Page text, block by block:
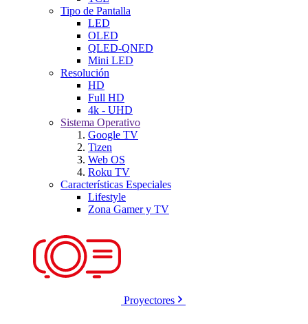
Tipo de Pantalla
LED
OLED
QLED-QNED
Mini LED
Resolución
HD
Full HD
4k - UHD
Sistema Operativo
Google TV
Tizen
Web OS
Roku TV
Características Especiales
Lifestyle
Zona Gamer y TV
Proyectores